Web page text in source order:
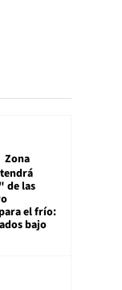
Zona
de las
el frío:
bajo